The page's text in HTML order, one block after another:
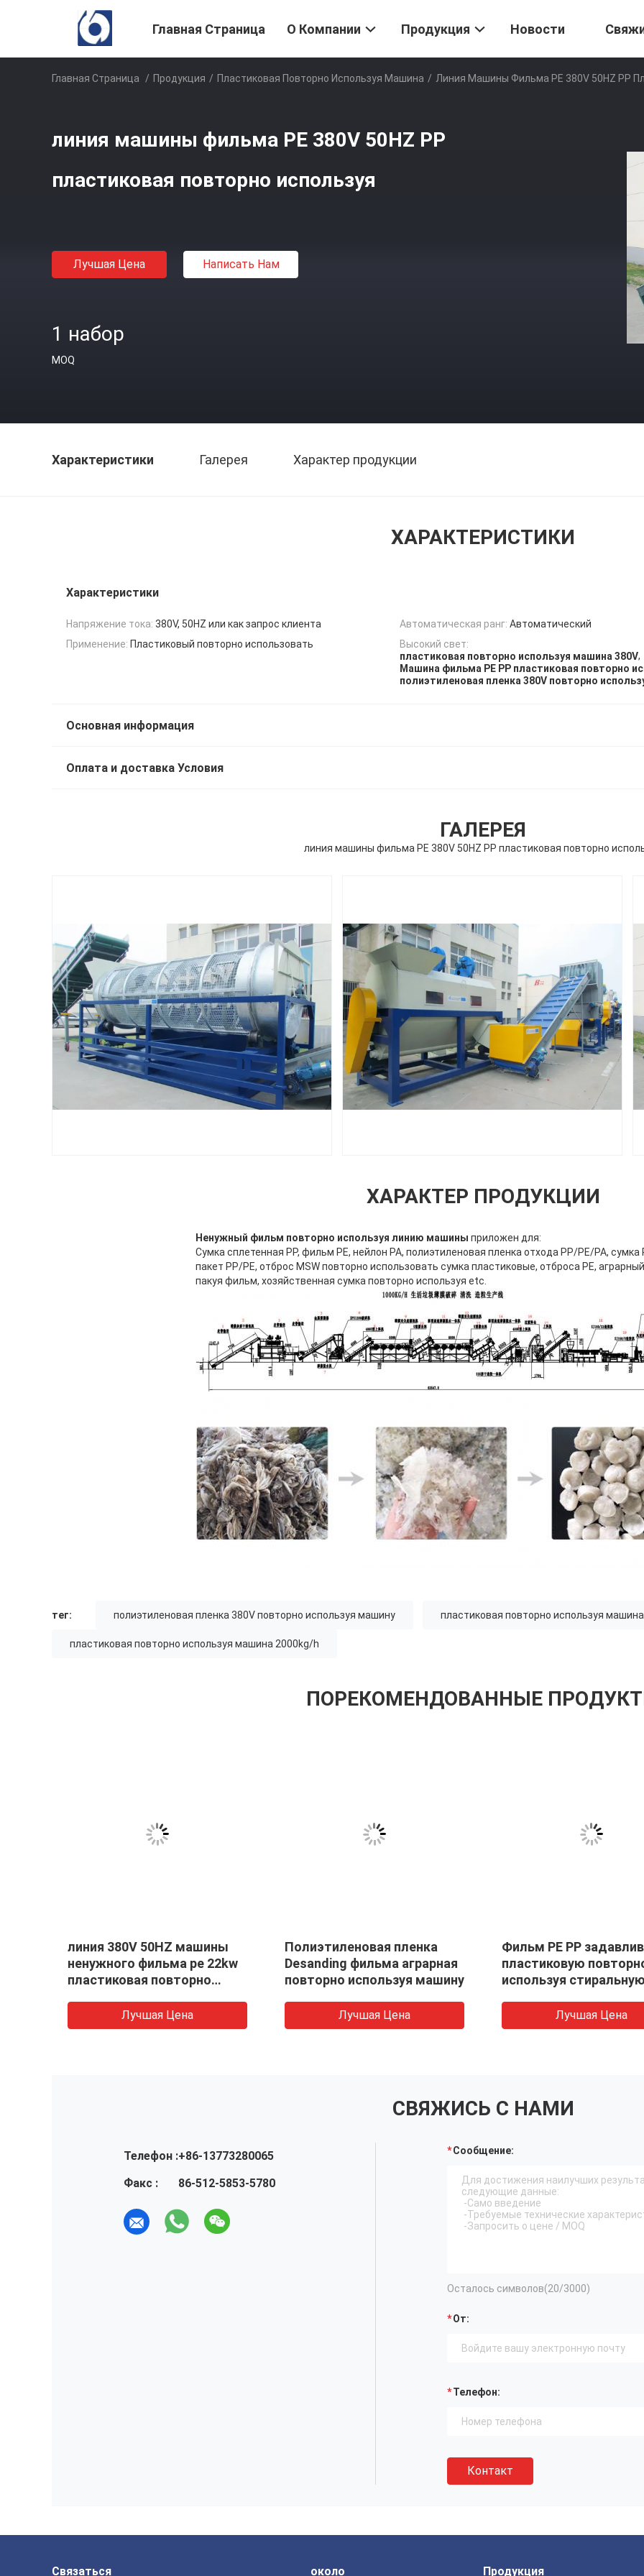
Главная Страница О Компании Продукция Новости
Главная Страница / Продукция / Пластиковая Повторно Используя Машина / Линия Машины Фильма PE 380V 50HZ PP
линия машины фильма PE 380V 50HZ PP
пластиковая повторно используя
Лучшая Цена Написать Нам
1 набор
MOQ
Характеристики Галерея Характер продукции
ХАРАКТЕРИСТИКИ
Характеристики
Напряжение тока: 380V, 50HZ или как запрос клиента Автоматическая ранг: Автоматический
Применение: Пластиковый повторно использовать
Высокий свет:
пластиковая повторно используя машина 380V,
Машина фильма PE PP пластиковая повторно
полиэтиленовая пленка 380V повторно
Основная информация
Оплата и доставка Условия
ГАЛЕРЕЯ
линия машины фильма PE 380V 50HZ PP пластиковая повторно
ХАРАКТЕР ПРОДУКЦИИ
Ненужный фильм повторно используя линию машины приложен для:
Сумка сплетенная PP, фильм PE, нейлон PA, полиэтиленовая пленка отхода PP/PE/PA,
пакет PP/PE, отброс MSW повторно использовать сумка пластиковые, отброса PE,
пакуя фильм, хозяйственная сумка повторно используя etc.
тег: полиэтиленовая пленка 380V повторно используя машину пластиковая повторно используя
пластиковая повторно используя машина 2000kg/h
ПОРЕКОМЕНДОВАННЫЕ
линия 380V 50HZ машины
ненужного фильма pe 22kw
пластиковая повторно
Лучшая Цена
Полиэтиленовая пленка
Desanding фильма аграрная
повторно используя машину
Лучшая Цена
Фильм PE PP
пластиковую
используя стиральную
Лучшая Цена
СВЯЖИСЬ С НАМИ
Телефон :+86-13773280065
Факс :
86-512-5853-5780
Сообщение:
Осталось символов(20/3000)
От:
Телефон:
Контакт
Связаться около Продукция